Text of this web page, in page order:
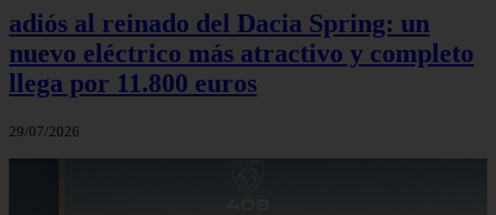
adiós al reinado del Dacia Spring: un
nuevo eléctrico más atractivo y completo
llega por 11.800 euros
29/07/2026